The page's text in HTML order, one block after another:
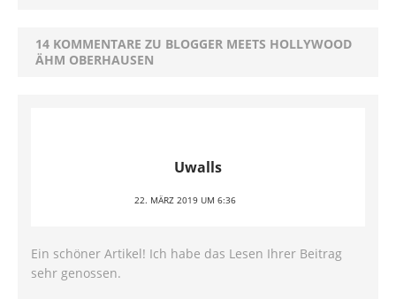
14 KOMMENTARE ZU BLOGGER MEETS HOLLYWOOD
ÄHM OBERHAUSEN
Uwalls
22. MÄRZ 2019 UM 6:36
Ein schöner Artikel! Ich habe das Lesen Ihrer Beitrag
sehr genossen.